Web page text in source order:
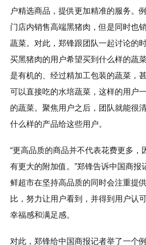
户精选商品，提供更加精准的服务。
门店内销售高端黑猪肉，但是同时也
蔬菜。对此，郑锋跟团队一起讨论的
买黑猪肉的用户希望买到什么样的蔬
是有机的、经过精加工包装的蔬菜，
可以直接吃的水培蔬菜，这样的用户
的蔬菜。聚焦用户之后，团队就能很
什么样的产品给这些用户。
“更高品质的商品并不代表花费更多，
有更大的附加值。”郑锋告诉中国商报
鲜超市在坚持高品质的同时会注重提
比，努力让用户看到，并得到用户认
幸福感和满足感。
对此，郑锋给中国商报记者举了一个